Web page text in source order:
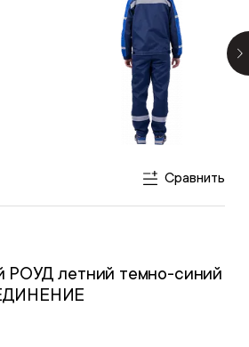
Сравнить
РОУД летний темно-синий